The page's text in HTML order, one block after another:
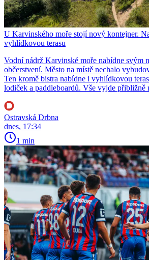
U Karvinského moře stojí nový kontejner.
vyhlídkovou terasu
Vodní nádrž Karvinské moře nabídne svým
občerstvení. Město na místě nechalo
Ten kromě bistra nabídne i vyhlídkovou
lodiček a paddleboardů. Vše vyjde přibližně
Ostravská Drbna
dnes, 17:34
1 min